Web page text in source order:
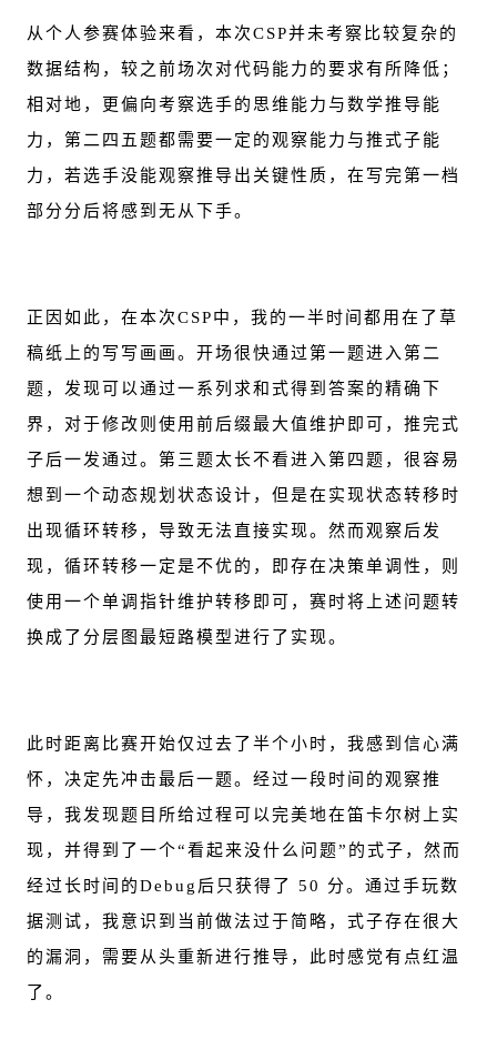
从个人参赛体验来看，本次CSP并未考察比较复杂的
数据结构，较之前场次对代码能力的要求有所降低；
相对地，更偏向考察选手的思维能力与数学推导能
力，第二四五题都需要一定的观察能力与推式子能
力，若选手没能观察推导出关键性质，在写完第一档
部分分后将感到无从下手。
正因如此，在本次CSP中，我的一半时间都用在了草
稿纸上的写写画画。开场很快通过第一题进入第二
题，发现可以通过一系列求和式得到答案的精确下
界，对于修改则使用前后缀最大值维护即可，推完式
子后一发通过。第三题太长不看进入第四题，很容易
想到一个动态规划状态设计，但是在实现状态转移时
出现循环转移，导致无法直接实现。然而观察后发
现，循环转移一定是不优的，即存在决策单调性，则
使用一个单调指针维护转移即可，赛时将上述问题转
换成了分层图最短路模型进行了实现。
此时距离比赛开始仅过去了半个小时，我感到信心满
怀，决定先冲击最后一题。经过一段时间的观察推
导，我发现题目所给过程可以完美地在笛卡尔树上实
现，并得到了一个“看起来没什么问题”的式子，然而
经过长时间的Debug后只获得了 50 分。通过手玩数
据测试，我意识到当前做法过于简略，式子存在很大
的漏洞，需要从头重新进行推导，此时感觉有点红温
了。